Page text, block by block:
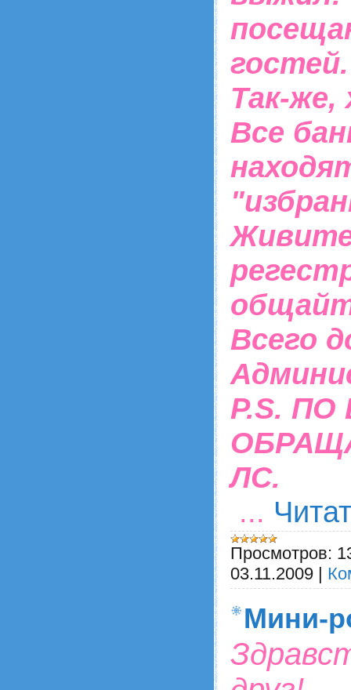
Так-
Все
Всего
P.S.
ЛС.
...
Просмотров:
03.11.2009 |
Мини-